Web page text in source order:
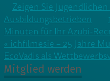
Zeigen Sie
Ausbildungsbetrieben
Minuten für Ihr Azubi-
« ichfilmesie – 25 Jahre
EcoVadis als
Mitglied werden